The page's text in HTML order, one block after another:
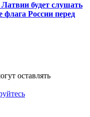
будет слушать
флага России перед
оставлять